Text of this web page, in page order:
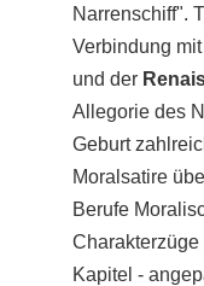
Narrenschiff".
Verbindung
und der
Allegorie des
Geburt
Moralsatire
Berufe
Kapitel -